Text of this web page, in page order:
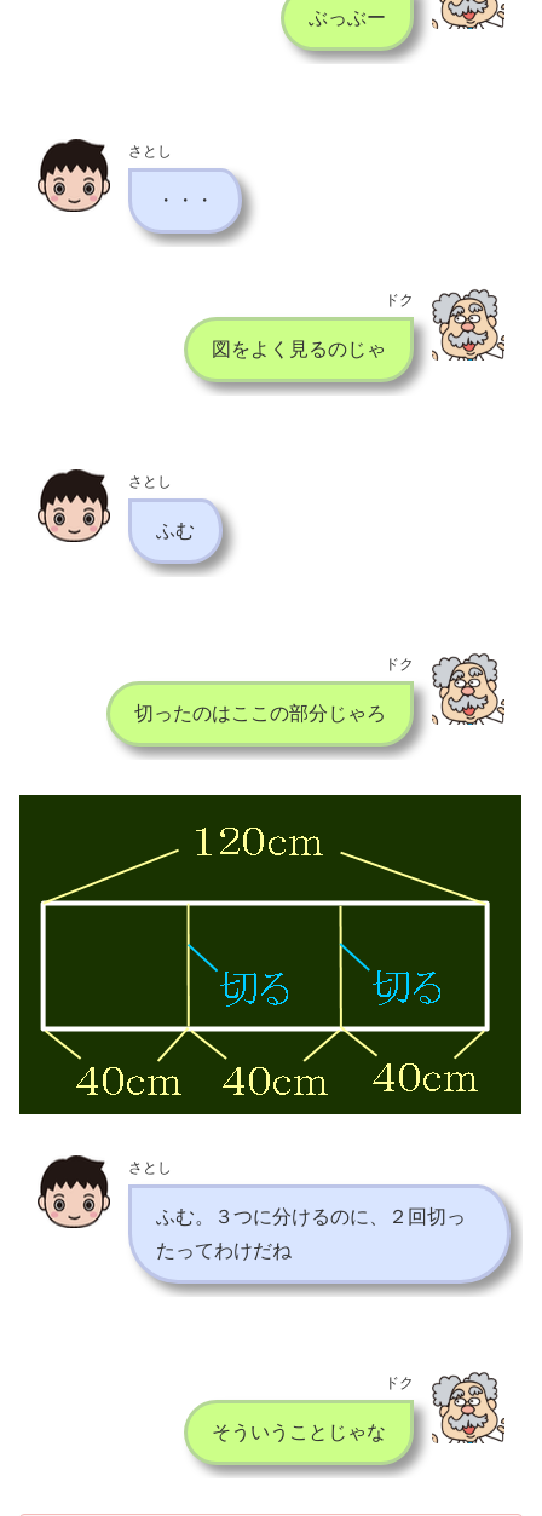
ぶっぶー
さとし
・・・
ドク
図をよく見るのじゃ
さとし
ふむ
ドク
切ったのはここの部分じゃろ
さとし
ふむ。３つに分けるのに、２回切っ
たってわけだね
ドク
そういうことじゃな